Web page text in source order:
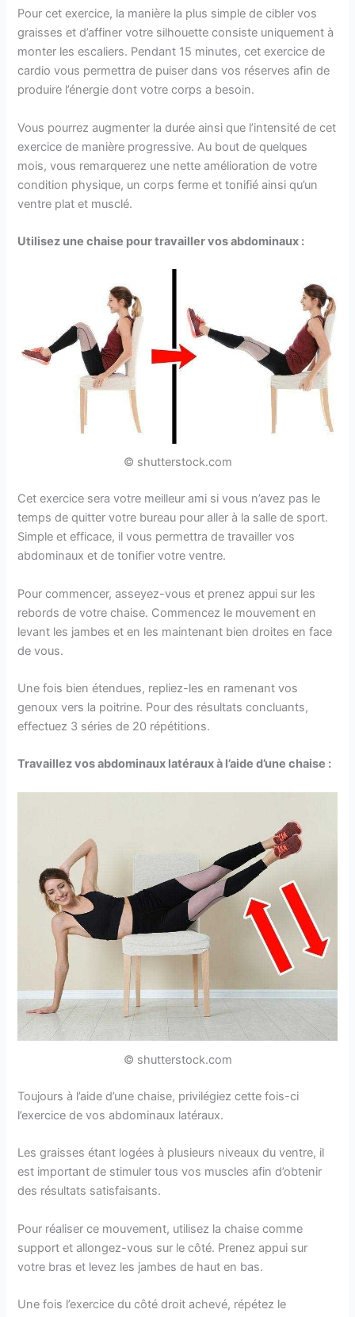
Pour cet exercice, la manière la plus simple de cibler vos
graisses et d’affiner votre silhouette consiste uniquement à
monter les escaliers. Pendant 15 minutes, cet exercice de
cardio vous permettra de puiser dans vos réserves afin de
produire l’énergie dont votre corps a besoin.
Vous pourrez augmenter la durée ainsi que l’intensité de cet
exercice de manière progressive. Au bout de quelques
mois, vous remarquerez une nette amélioration de votre
condition physique, un corps ferme et tonifié ainsi qu’un
ventre plat et musclé.
Utilisez une chaise pour travailler vos abdominaux :
© shutterstock.com
Cet exercice sera votre meilleur ami si vous n’avez pas le
temps de quitter votre bureau pour aller à la salle de sport.
Simple et efficace, il vous permettra de travailler vos
abdominaux et de tonifier votre ventre.
Pour commencer, asseyez-vous et prenez appui sur les
rebords de votre chaise. Commencez le mouvement en
levant les jambes et en les maintenant bien droites en face
de vous.
Une fois bien étendues, repliez-les en ramenant vos
genoux vers la poitrine. Pour des résultats concluants,
effectuez 3 séries de 20 répétitions.
Travaillez vos abdominaux latéraux à l’aide d’une chaise :
© shutterstock.com
Toujours à l’aide d’une chaise, privilégiez cette fois-ci
l’exercice de vos abdominaux latéraux.
Les graisses étant logées à plusieurs niveaux du ventre, il
est important de stimuler tous vos muscles afin d’obtenir
des résultats satisfaisants.
Pour réaliser ce mouvement, utilisez la chaise comme
support et allongez-vous sur le côté. Prenez appui sur
votre bras et levez les jambes de haut en bas.
Une fois l’exercice du côté droit achevé, répétez le